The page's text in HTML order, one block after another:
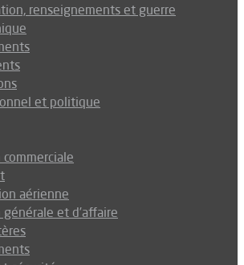
renseignements et guerre
et politique
aérienne
et d’affaire